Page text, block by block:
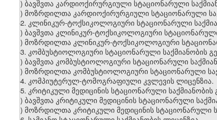
ა) ბავშვთა კარდიოქირურგიული სტაციონარული
ბ) მოზრდილთა კარდიოქირურგიული სტაციონარული
52. კლინიკურ-ტოქსიკოლოგიური სტაციონარული
ა) ბავშვთა კლინიკურ-ტოქსიკოლოგიური
ბ) მოზრდილთა კლინიკურ-ტოქსიკოლოგიური
53. კომბუსტიოლოგიური სტაციონარული საქმიანობის
ა) ბავშვთა კომბუსტიოლოგიური სტაციონარული
ბ) მოზრდილთა კომბუსტიოლოგიური სტაციონარული
54. კომპიუტერულ-ტომოგრაფიული კვლევის ლიცენზია.
55. კრიტიკული მედიცინის სტაციონარული
ა) ბავშვთა კრიტიკული მედიცინის სტაციონარული
ბ) მოზრდილთა კრიტიკული მედიცინის სტაციონარული